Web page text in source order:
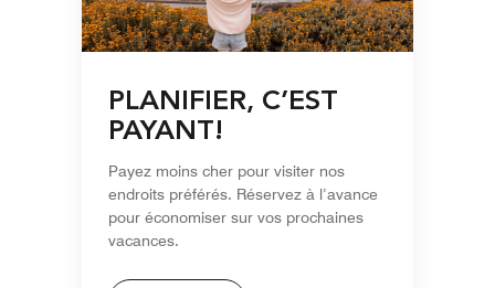
PLANIFIER, C’EST
PAYANT!
Payez moins cher pour visiter nos
endroits préférés. Réservez à l’avance
pour économiser sur vos prochaines
vacances.